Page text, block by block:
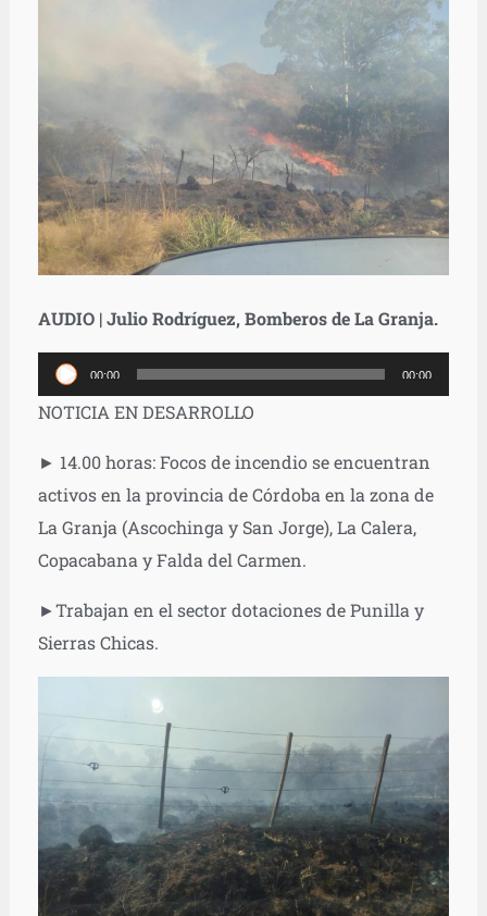
AUDIO | Julio Rodríguez, Bomberos de La Granja.
Reproductor
de
00:00 00:00
NOTICIA EN DESARROLLO
► 14.00 horas: Focos de incendio se encuentran
activos en la provincia de Córdoba en la zona de
La Granja (Ascochinga y San Jorge), La Calera,
Copacabana y Falda del Carmen.
►Trabajan en el sector dotaciones de Punilla y
Sierras Chicas.